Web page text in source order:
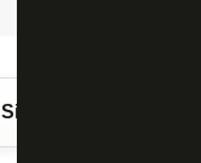
Siga o FogãoNET